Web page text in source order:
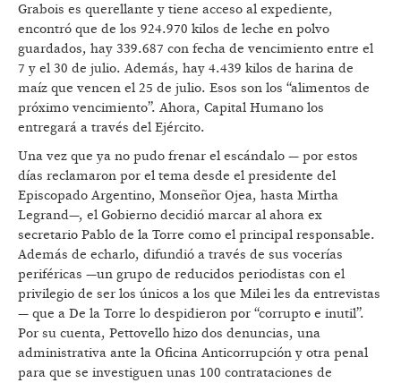
Grabois es querellante y tiene acceso al expediente,
encontró que de los 924.970 kilos de leche en polvo
guardados, hay 339.687 con fecha de vencimiento entre el
7 y el 30 de julio. Además, hay 4.439 kilos de harina de
maíz que vencen el 25 de julio. Esos son los “alimentos de
próximo vencimiento”. Ahora, Capital Humano los
entregará a través del Ejército.
Una vez que ya no pudo frenar el escándalo — por estos
días reclamaron por el tema desde el presidente del
Episcopado Argentino, Monseñor Ojea, hasta Mirtha
Legrand—, el Gobierno decidió marcar al ahora ex
secretario Pablo de la Torre como el principal responsable.
Además de echarlo, difundió a través de sus vocerías
periféricas —un grupo de reducidos periodistas con el
privilegio de ser los únicos a los que Milei les da entrevistas
— que a De la Torre lo despidieron por “corrupto e inutil”.
Por su cuenta, Pettovello hizo dos denuncias, una
administrativa ante la Oficina Anticorrupción y otra penal
para que se investiguen unas 100 contrataciones de